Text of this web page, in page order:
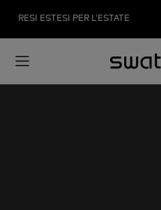
RESI ESTESI PER L'ESTATE